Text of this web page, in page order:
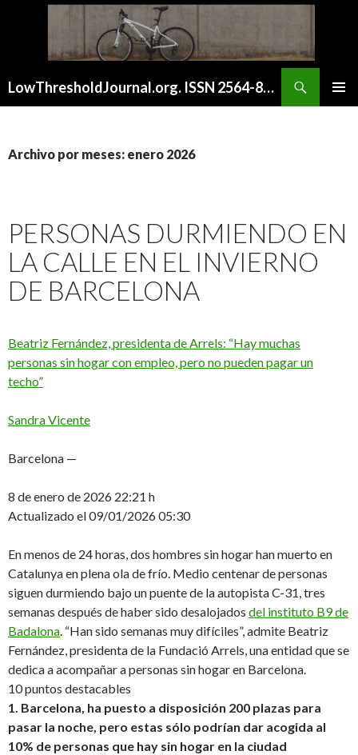
LowThresholdJournal.org. ISSN 2564-8128
Archivo por meses: enero 2026
PERSONAS DURMIENDO EN
LA CALLE EN EL INVIERNO
DE BARCELONA
Beatriz Fernández, presidenta de Arrels: “Hay muchas
personas sin hogar con empleo, pero no pueden pagar un
techo”
Sandra Vicente
Barcelona —
8 de enero de 2026 22:21 h
Actualizado el 09/01/202605:30
En menos de 24 horas, dos hombres sin hogar han muerto en
Catalunya en plena ola de frío. Medio centenar de personas
siguen durmiendo bajo un puente de la autopista C-31, tres
semanas después de haber sido desalojados del instituto B9 de
Badalona. “Han sido semanas muy difíciles”, admite Beatriz
Fernández, presidenta de la Fundació Arrels, una entidad que se
dedica a acompañar a personas sin hogar en Barcelona.
10 puntos destacables
1. Barcelona, ha puesto a disposición 200 plazas para
pasar la noche, pero estas sólo podrían dar acogida al
10% de personas que hay sin hogar en la ciudad